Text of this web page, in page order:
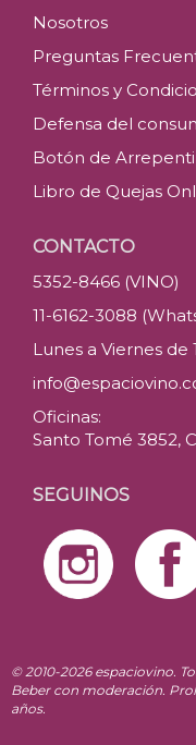
Nosotros
Preguntas
Términos y
Defensa del
Botón de
Libro de Quejas
CONTACTO
5352-8466 (VINO)
11-6162-3088
Lunes a Viernes de
Oficinas:
Santo Tomé 3852,
SEGUINOS
© 2010-2026 espaciovino.
Beber con moderación.
años.